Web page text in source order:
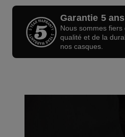
Garantie 5 ans
Nous sommes fiers
qualité et de la
nos casques.